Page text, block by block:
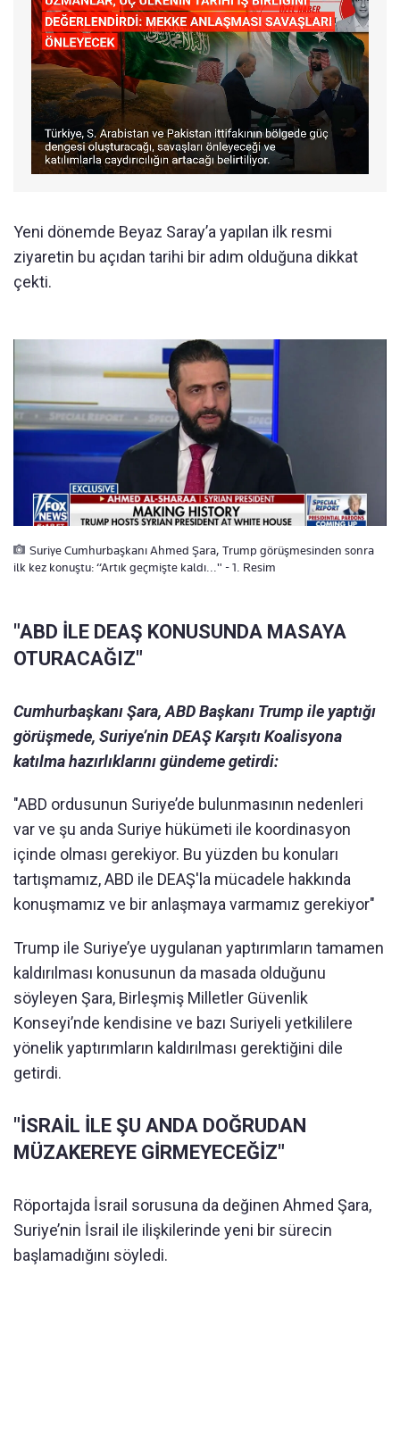
Yeni dönemde Beyaz Saray’a yapılan ilk resmi
ziyaretin bu açıdan tarihi bir adım olduğuna dikkat
çekti.
Suriye Cumhurbaşkanı Ahmed Şara, Trump görüşmesinden sonra
ilk kez konuştu: “Artık geçmişte kaldı..." - 1. Resim
"ABD İLE DEAŞ KONUSUNDA MASAYA
OTURACAĞIZ"
Cumhurbaşkanı Şara, ABD Başkanı Trump ile yaptığı
görüşmede, Suriye’nin DEAŞ Karşıtı Koalisyona
katılma hazırlıklarını gündeme getirdi:
"ABD ordusunun Suriye’de bulunmasının nedenleri
var ve şu anda Suriye hükümeti ile koordinasyon
içinde olması gerekiyor. Bu yüzden bu konuları
tartışmamız, ABD ile DEAŞ'la mücadele hakkında
konuşmamız ve bir anlaşmaya varmamız gerekiyor"
Trump ile Suriye’ye uygulanan yaptırımların tamamen
kaldırılması konusunun da masada olduğunu
söyleyen Şara, Birleşmiş Milletler Güvenlik
Konseyi’nde kendisine ve bazı Suriyeli yetkililere
yönelik yaptırımların kaldırılması gerektiğini dile
getirdi.
"İSRAİL İLE ŞU ANDA DOĞRUDAN
MÜZAKEREYE GİRMEYECEĞİZ"
Röportajda İsrail sorusuna da değinen Ahmed Şara,
Suriye’nin İsrail ile ilişkilerinde yeni bir sürecin
başlamadığını söyledi.